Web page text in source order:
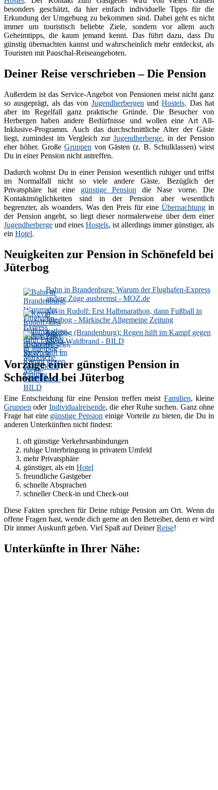
besonders geschätzt, da hier einfach individuelle Tipps für die
Erkundung der Umgebung zu bekommen sind. Dabei geht es nicht
immer um touristisch beliebte Ziele, sondern vor allem auch
Geheimtipps, die kaum jemand kennt. Das führt dazu, dass Du
günstig übernachten kannst und wahrscheinlich mehr entdeckst, als
Touristen mit Pauschal-Reiseangeboten.
Deiner Reise verschrieben – Die Pension
Außerdem ist das Service-Angebot von Pensionen meist nicht ganz
so ausgeprägt, als das von Jugendherbergen undHostels. Das hat
aber im Regelfall ganz praktische Gründe. Die Besucher von
Herbergen haben andere Bedürfnisse und wollen eine Art All-
Inklusive-Programm. Auch das durchschnittliche Alter der Gäste
liegt, zumindest im Vergleich zurJugendherberge, in der Pension
eher höher. Große Gruppen von Gästen (z. B. Schulklassen) wirst
Du in einer Pension nicht antreffen.
Dadurch wohnst Du in einer Pension wesentlich ruhiger und triffst
im Normalfall nicht so viele andere Gäste. Bezüglich der
Privatsphäre hat eine günstige Pension die Nase vorne. Die
Kontaktmöglichkeiten sind in der Pension aber wesentlich
begrenzter, als woanders. Was den Preis für eine Übernachtung in
der Pension angeht, so liegt dieser normalerweise über dem einer
Jugendherberge und eines Hostels, ist allerdings immer günstiger, als
ein Hotel.
Neuigkeiten zur Pension in Schönefeld bei
Jüterbog
Bahn in Brandenburg: Warum der Flughafen-Express
andere Züge ausbremst - MOZ.de
Kevin Rudolf: Erst Halbmarathon, dann Fußball in
Jüterbog - Märkische Allgemeine Zeitung
Jüterbog (Brandenburg): Regen hilft im Kampf gegen
Mega-Waldbrand - BILD
Vorzüge einer günstigen Pension in
Schönefeld bei Jüterbog
Eine Entscheidung für eine Pension treffen meist Familien, kleine
Gruppen oder Individualreisende, die eher Ruhe suchen. Ganz ohne
Frage hat eine günstige Pension einige Vorteile zu bieten, die Du in
anderen Unterkünften nicht findest:
oft günstige Verkehrsanbindungen
ruhige Unterbringung in privatem Umfeld
mehr Privatsphäre
günstiger, als ein Hotel
freundliche Gastgeber
schnelle Absprachen
schneller Check-in und Check-out
Diese Fakten sprechen für Deine ruhige Pension am Ort. Wenn du
offene Fragen hast, wende dich gerne an den Betreiber, denn er wird
Dir immer Auskunft geben. Viel Spaß auf DeinerReise!
Unterkünfte in Ihrer Nähe: